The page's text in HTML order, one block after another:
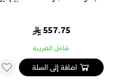
557.75
شامل الضريبة
اضافة إلى السلة